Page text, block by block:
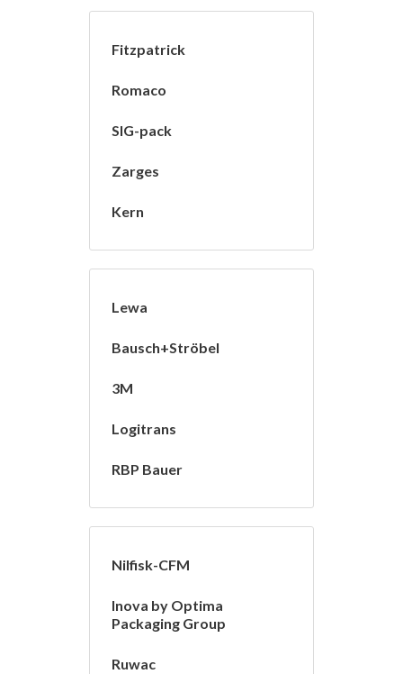
Fitzpatrick
Romaco
SIG-pack
Zarges
Kern
Lewa
Bausch+Ströbel
3M
Logitrans
RBP Bauer
Nilfisk-CFM
Inova by Optima
Packaging Group
Ruwac